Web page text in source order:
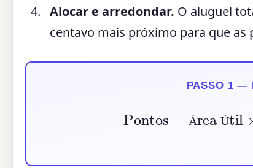
Alocar e arredondar. O aluguel
centavo mais próximo para que
PASSO 1 —
Á Ú